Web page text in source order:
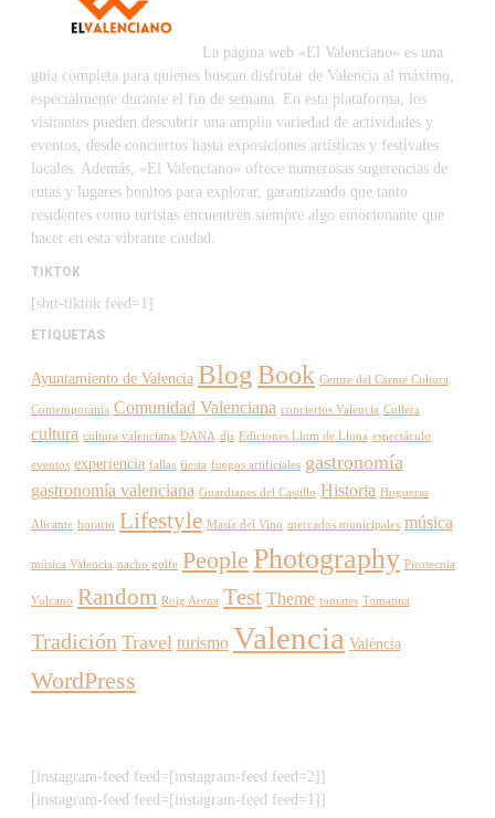
La página web «El Valenciano» es una
guía completa para quienes buscan disfrutar de Valencia al máximo,
especialmente durante el fin de semana. En esta plataforma, los
visitantes pueden descubrir una amplia variedad de actividades y
eventos, desde conciertos hasta exposiciones artísticas y festivales
locales. Además, «El Valenciano» ofrece numerosas sugerencias de
rutas y lugares bonitos para explorar, garantizando que tanto
residentes como turistas encuentren siempre algo emocionante que
hacer en esta vibrante ciudad.
TIKTOK
[sbtt-tiktok feed=1]
ETIQUETAS
Ayuntamiento de Valencia BlogBook Centre del Carme Cultura
Contemporània Comunidad Valenciana conciertos Valencia Cullera
cultura cultura valenciana DANA djs Ediciones Llum de Lluna espectáculo
eventos experiencia fallas fiesta fuegos artificiales gastronomía
gastronomía valenciana Guardianes del Castillo Historia Hogueras
Alicante horario Lifestyle Masía del Vino mercados municipales música
música Valencia nacho golfe People Photography Pirotecnia
Vulcano Random Roig Arena Test Theme tomates Tomatina
Tradición Travel turismo Valencia València
WordPress
[instagram-feed feed=[instagram-feed feed=2]]
[instagram-feed feed=[instagram-feed feed=1]]